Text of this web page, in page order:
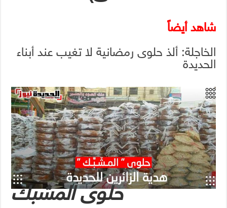
شاهد أيضاً
الخاجلة: ألذ حلوى رمضانية لا تغيب عند أبناء
الحديدة
حلوى المشبك